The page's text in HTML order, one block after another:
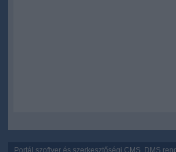
Portál szoftver és szerkesztőségi CMS, DMS